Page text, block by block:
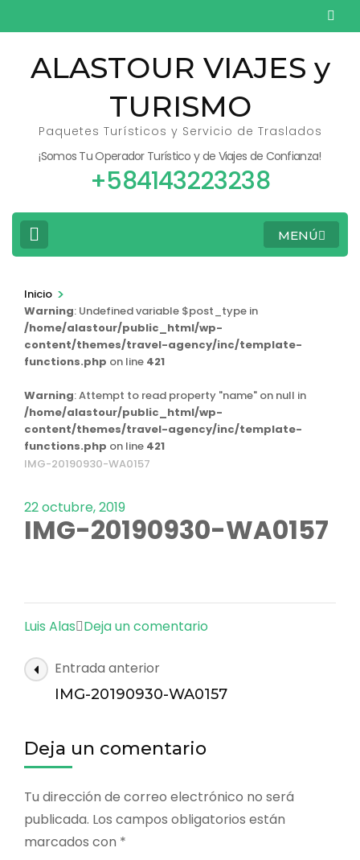
al
contenido
(presionaALASTOUR VIAJES y
TURISMO
Paquetes Turísticos y Servicio de Traslados
¡Somos Tu Operador Turístico y de Viajes de Confianza!
+584143223238
MENÚ
Inicio >
Warning: Undefined variable $post_type in
/home/alastour/public_html/wp-
content/themes/travel-agency/inc/template-
functions.php on line 421
Warning: Attempt to read property "name" on null in
/home/alastour/public_html/wp-
content/themes/travel-agency/inc/template-
functions.php on line 421
IMG-20190930-WA0157
22 octubre, 2019
IMG-20190930-WA0157
Luis Alas Deja un comentario
WA0157
Navegación
de
entradas
Entrada anterior
IMG-20190930-WA0157
Deja un comentario
Tu dirección de correo electrónico no será
publicada. Los campos obligatorios están
marcados con *